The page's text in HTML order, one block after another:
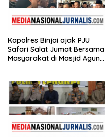
Kapolres Binjai ajak PJU
Safari Salat Jumat Bersama
Masyarakat di Masjid Agung